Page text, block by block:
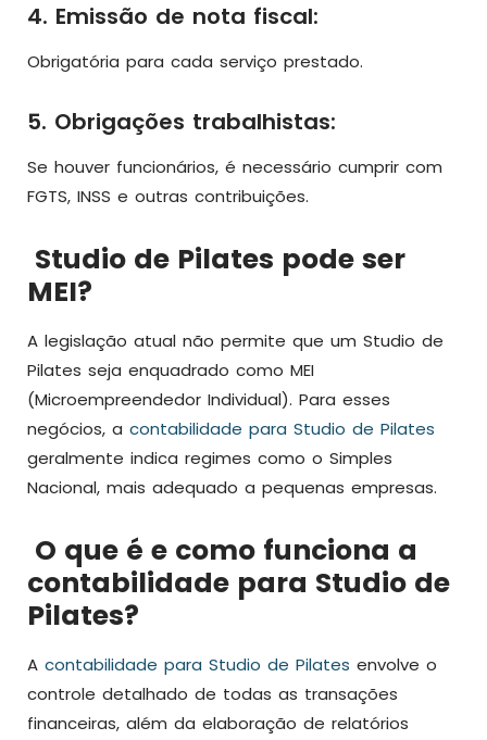
4. Emissão de nota fiscal:
Obrigatória para cada serviço prestado.
5. Obrigações trabalhistas:
Se houver funcionários, é necessário cumprir com
FGTS, INSS e outras contribuições.
Studio de Pilates pode ser
MEI?
A legislação atual não permite que um Studio de
Pilates seja enquadrado como MEI
(Microempreendedor Individual). Para esses
negócios, a contabilidade para Studio de Pilates
geralmente indica regimes como o Simples
Nacional, mais adequado a pequenas empresas.
O que é e como funciona a
contabilidade para Studio de
Pilates?
A contabilidade para Studio de Pilates envolve o
controle detalhado de todas as transações
financeiras, além da elaboração de relatórios